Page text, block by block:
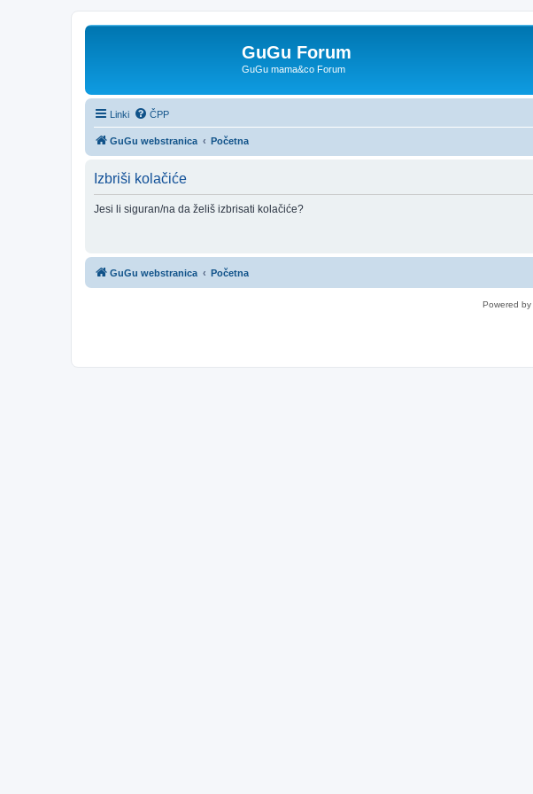
GuGu Forum
GuGu mama&co Forum
Linki ČPP
GuGu webstranica Početna
Izbriši kolačiće
Jesi li siguran/na da želiš izbrisati kolačiće?
GuGu webstranica Početna
Powered by